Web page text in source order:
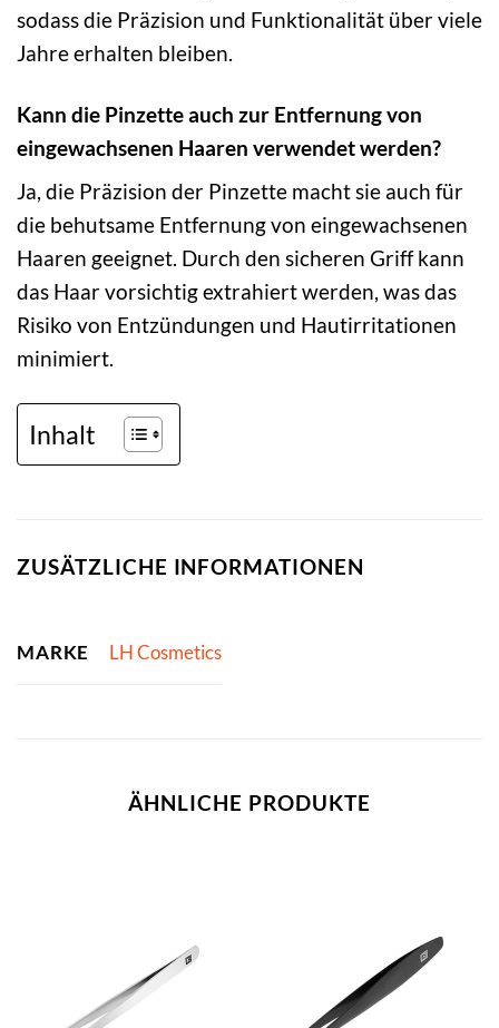
sodass die Präzision und Funktionalität über viele
Jahre erhalten bleiben.
Kann die Pinzette auch zur Entfernung von
eingewachsenen Haaren verwendet werden?
Ja, die Präzision der Pinzette macht sie auch für
die behutsame Entfernung von eingewachsenen
Haaren geeignet. Durch den sicheren Griff kann
das Haar vorsichtig extrahiert werden, was das
Risiko von Entzündungen und Hautirritationen
minimiert.
Inhalt
ZUSÄTZLICHE INFORMATIONEN
MARKE LH Cosmetics
ÄHNLICHE PRODUKTE